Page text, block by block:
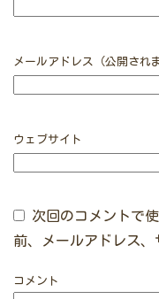
メールアドレス（公開され
ウェブサイト
次回のコメントで
前、メールアドレス、
コメント